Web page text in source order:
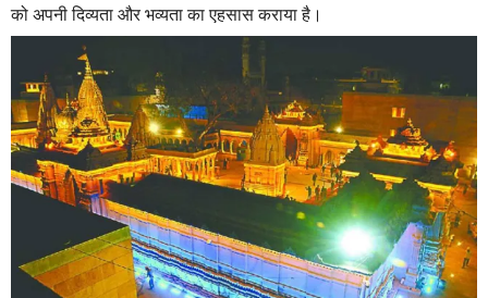
को अपनी दिव्यता और भव्यता का एहसास कराया है।